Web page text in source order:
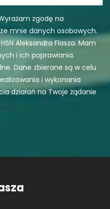
zgodę na
mnie danych osobowych.
Aleksandra Flasza. Mam
i ich poprawiania.
Dane zbierane są w celu
i wykonania
działań na Twoje żądanie